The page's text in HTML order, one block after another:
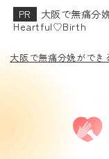
大阪で無痛分
Heartful♡Birth
大阪で無痛分娩がで